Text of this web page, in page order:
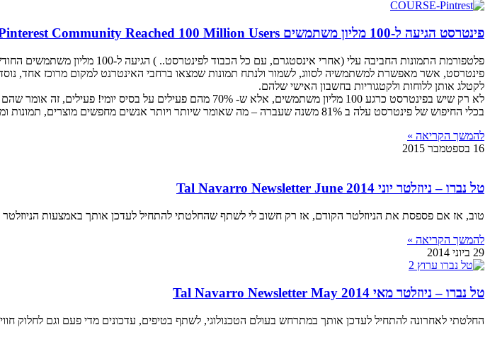
פינטרסט הגיעה ל-100 מליון משתמשים Pinterest Community Reached 100 Million Users
פלטפורמת התמונות החביבה עלי (אחרי אינסטגרם, עם כל הכבוד לפינטרסט.. ) הגיעה ל-100 מליון משתמשים החודש!
לקטלג אותן ללוחות ולקטגוריות בחשבון האישי שלהם.
לא רק שיש בפינטרסט כרגע 100 מליון משתמשים, אלא ש- 70% מהם
בכלי החיפוש של פינטרסט עלה ב 81% משנה שעברה – מה שאומר שיותר ויותר אנשים מחפשים מוצרים, תמונות ומידע ברשת הזו.
להמשך הקריאה »
16 בספטמבר 2015
טל נברו – ניוזלטר יוני 2014 Tal Navarro Newsletter June
טוב, אז אם פספסת את הניוזלטר הקודם, אז רק חשוב לי לשתף שהחלטתי להתחיל לעדכן אותך באמצעות הניוזלטר
להמשך הקריאה »
29 ביוני 2014
טל נברו – ניוזלטר מאי 2014 Tal Navarro Newsletter May
החלטתי לאחרונה להתחיל לעדכן אותך במתרחש בעולם הטכנולוגי, לשתף בטיפים, עדכונים מדי פעם וגם לחלוק